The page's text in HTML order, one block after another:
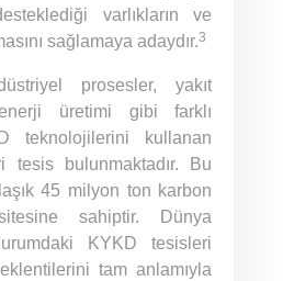
varlıkların ve
sağlamaya adaydır.3
prosesler, yakıt
üretimi gibi farklı
teknolojilerini kullanan
tesis bulunmaktadır. Bu
45 milyon ton karbon
sahiptir. Dünya
KYKD tesisleri
tam anlamıyla